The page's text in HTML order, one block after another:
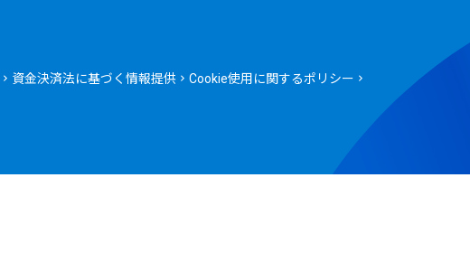
資金決済法に基づく情報提供
Cookie使用に関するポリシー